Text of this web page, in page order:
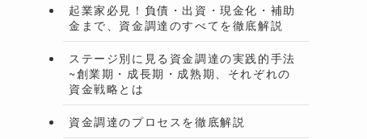
起業家必見！負債・出資・現金化・補助
金まで、資金調達のすべてを徹底解説
ステージ別に見る資金調達の実践的手法
~創業期・成長期・成熟期、それぞれの
資金戦略とは
資金調達のプロセスを徹底解説